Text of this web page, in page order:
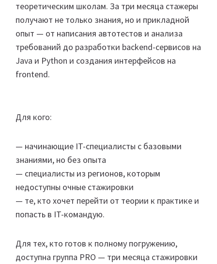
теоретическим школам. За три месяца стажеры
получают не только знания, но и прикладной
опыт — от написания автотестов и анализа
требований до разработки backend-сервисов на
Java и Python и создания интерфейсов на
frontend.
Для кого:
— начинающие IT-специалисты с базовыми
знаниями, но без опыта
— специалисты из регионов, которым
недоступны очные стажировки
— те, кто хочет перейти от теории к практике и
попасть в IT-командую.
Для тех, кто готов к полному погружению,
доступна группа PRO — три месяца стажировки